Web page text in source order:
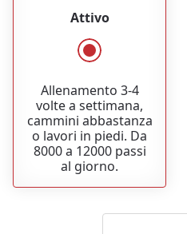
Attivo
Allenamento 3-4
volte a settimana,
cammini abbastanza
o lavori in piedi. Da
8000 a 12000 passi
al giorno.